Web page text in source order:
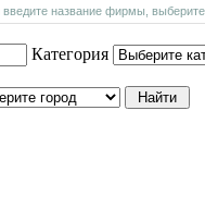
название фирмы, выберите
Категория